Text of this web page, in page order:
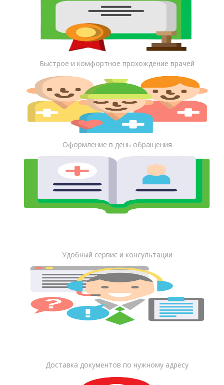
Быстрое и комфортное прохождение врачей
Оформление в день обращения
Удобный сервис и консультации
Доставка документов по нужному адресу